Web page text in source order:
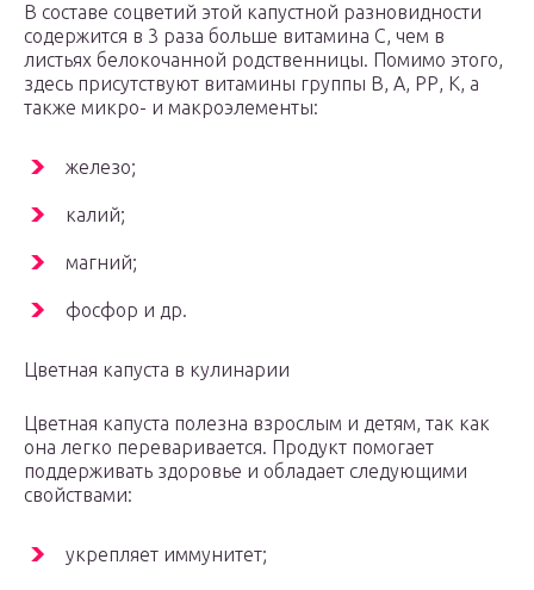
В составе соцветий этой капустной разновидности
содержится в 3 раза больше витамина С, чем в
листьях белокочанной родственницы. Помимо этого,
здесь присутствуют витамины группы В, А, РР, К, а
также микро- и макроэлементы:
железо;
калий;
магний;
фосфор и др.
Цветная капуста в кулинарии
Цветная капуста полезна взрослым и детям, так как
она легко переваривается. Продукт помогает
поддерживать здоровье и обладает следующими
свойствами:
укрепляет иммунитет;